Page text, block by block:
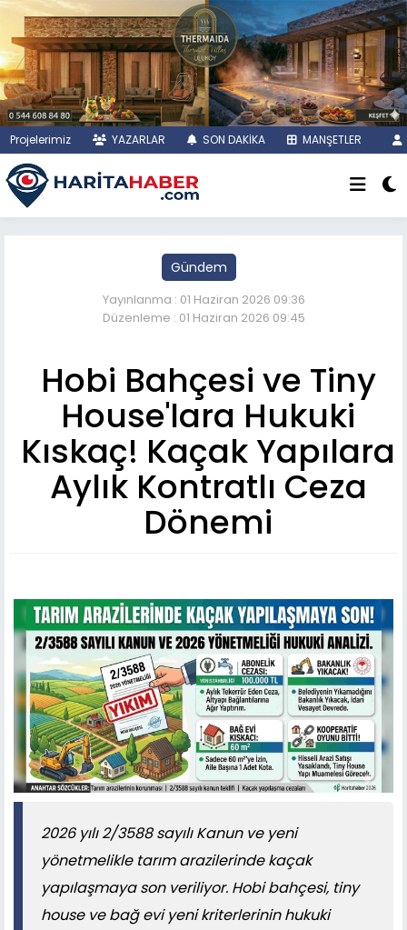
Projelerimiz YAZARLAR SON DAKİKA MANŞETLER
Gündem
Yayınlanma : 01 Haziran 2026 09:36
Düzenleme : 01 Haziran 2026 09:45
Hobi Bahçesi ve Tiny
House'lara Hukuki
Kıskaç! Kaçak Yapılara
Aylık Kontratlı Ceza
Dönemi
2026 yılı 2/3588 sayılı Kanun ve yeni
yönetmelikle tarım arazilerinde kaçak
yapılaşmaya son veriliyor. Hobi bahçesi, tiny
house ve bağ evi yeni kriterlerinin hukuki